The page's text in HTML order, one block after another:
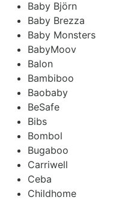
Baby Björn
Baby Brezza
Baby Monsters
BabyMoov
Balon
Bambiboo
Baobaby
BeSafe
Bibs
Bombol
Bugaboo
Carriwell
Ceba
Childhome